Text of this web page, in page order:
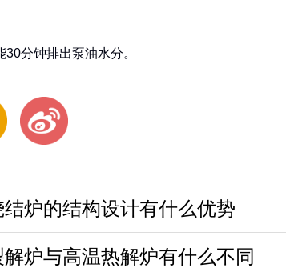
分钟排出泵油水分。
结炉的结构设计有什么优势
炉与高温热解炉有什么不同